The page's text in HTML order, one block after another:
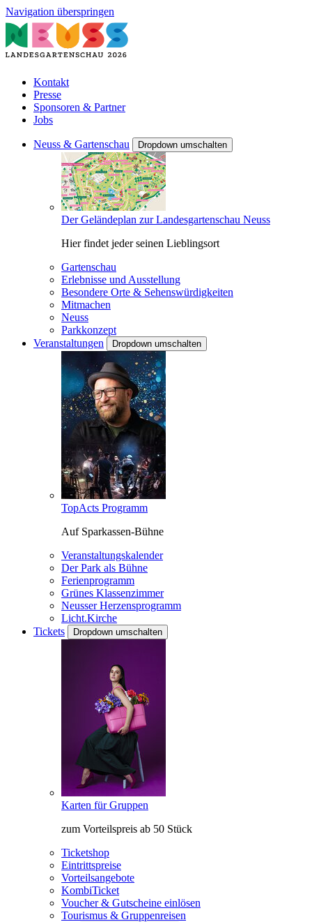
Navigation überspringen
Kontakt
Presse
Sponsoren & Partner
Jobs
Neuss & Gartenschau Dropdown umschalten
Der Geländeplan zur Landesgartenschau Neuss
Hier findet jeder seinen Lieblingsort
Gartenschau
Erlebnisse und Ausstellung
Besondere Orte & Sehenswürdigkeiten
Mitmachen
Neuss
Parkkonzept
Veranstaltungen
Dropdown umschalten
TopActs Programm
Auf Sparkassen-Bühne
Veranstaltungskalender
Der Park als Bühne
Ferienprogramm
Grünes Klassenzimmer
Neusser Herzensprogramm
Licht.Kirche
Tickets
Dropdown umschalten
Karten für Gruppen
zum Vorteilspreis ab 50 Stück
Ticketshop
Eintrittspreise
Vorteilsangebote
KombiTicket
Voucher & Gutscheine einlösen
Tourismus & Gruppenreisen